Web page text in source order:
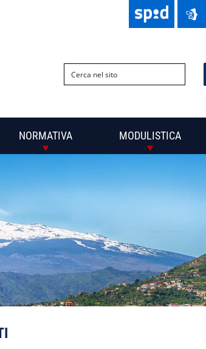
NORMATIVA MODULISTICA